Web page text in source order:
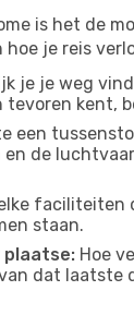
is het de
je reis
je je weg
kent,
een
de
faciliteiten
staan.
Hoe
dat laatste